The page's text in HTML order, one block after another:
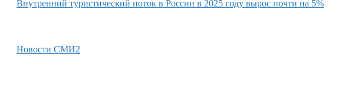
Внутренний туристический поток в России в 2025 году вырос почти на 5%
Новости СМИ2